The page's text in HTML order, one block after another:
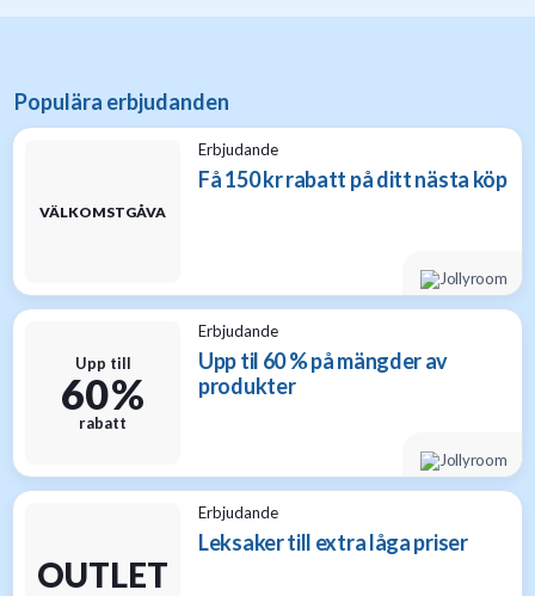
Populära erbjudanden
VÄLKOMSTGÅVA
Erbjudande
Få 150 kr rabatt på ditt nästa köp
Upp till
60 %
rabatt
Erbjudande
Upp til 60 % på mängder av
produkter
OUTLET
Erbjudande
Leksaker till extra låga priser